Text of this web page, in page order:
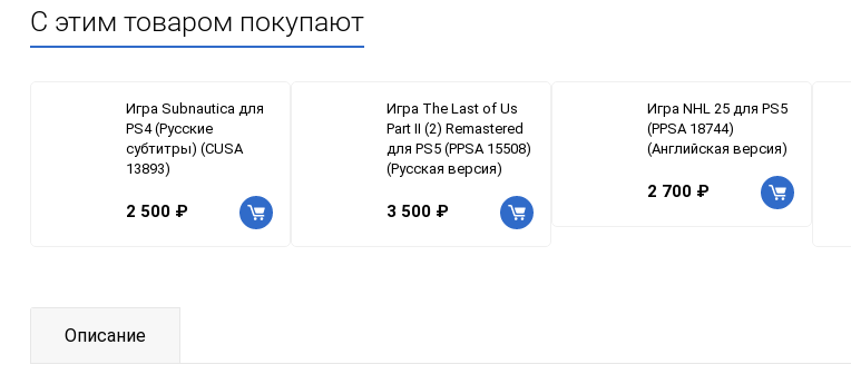
С этим товаром покупают
Игра Subnautica для
PS4 (Русские
субтитры) (CUSA
13893)
2 500 ₽
Игра The Last of Us
Part II (2) Remastered
для PS5 (PPSA 15508)
(Русская версия)
3 500 ₽
Игра NHL 25 для PS5
(PPSA 18744)
(Английская версия)
2 700 ₽
Описание